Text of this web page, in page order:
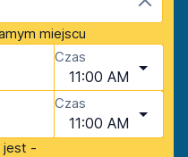
miejscu
Czas
11:00 AM
Czas
11:00 AM
jest -